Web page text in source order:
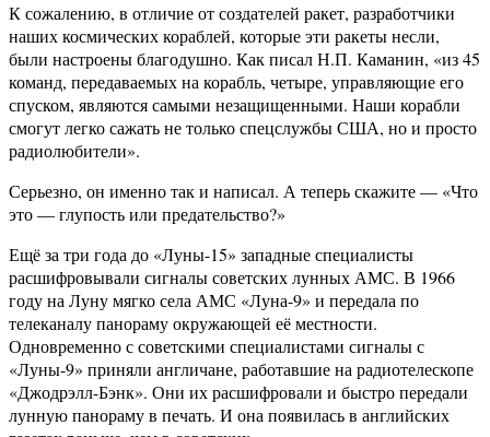
К сожалению, в отличие от создателей ракет, разработчики
наших космических кораблей, которые эти ракеты несли,
были настроены благодушно. Как писал Н.П. Каманин, «из 45
команд, передаваемых на корабль, четыре, управляющие его
спуском, являются самыми незащищенными. Наши корабли
смогут легко сажать не только спецслужбы США, но и просто
радиолюбители».
Серьезно, он именно так и написал. А теперь скажите — «Что
это — глупость или предательство?»
Ещё за три года до «Луны-15» западные специалисты
расшифровывали сигналы советских лунных АМС. В 1966
году на Луну мягко села АМС «Луна-9» и передала по
телеканалу панораму окружающей её местности.
Одновременно с советскими специалистами сигналы с
«Луны-9» приняли англичане, работавшие на радиотелескопе
«Джодрэлл-Бэнк». Они их расшифровали и быстро передали
лунную панораму в печать. И она появилась в английских